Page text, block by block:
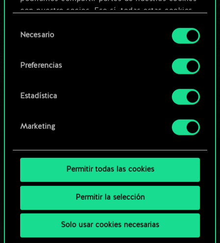
con nuestro socios. Eso sí, todas estas cookies
Encontrarás todos los detalles sobre nuestro uso
preferencias al respecto en el menú «Ajustes» de
deNecesario
Preferencias
Estadística
Marketing
Permitir todas las cookies
Permitir la selección
Solo usar cookies necesarias
Editar baraja
Explorar las barajas de la